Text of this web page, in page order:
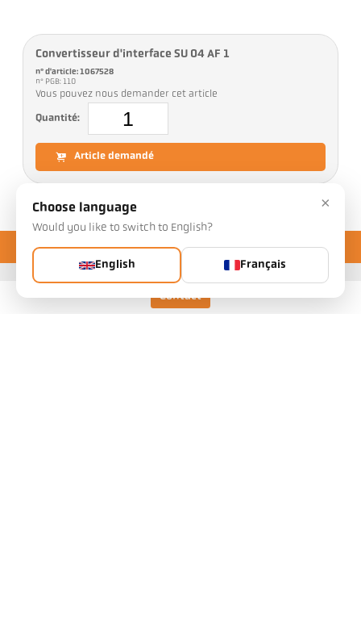
Contact
Convertisseur d'interface SU 04 AF 1
n° d'article: 1067528
n° PGB: 110
Vous pouvez nous demander cet article
Quantité:
Article demandé
×
Choose language
Would you like to switch to English?
English Français